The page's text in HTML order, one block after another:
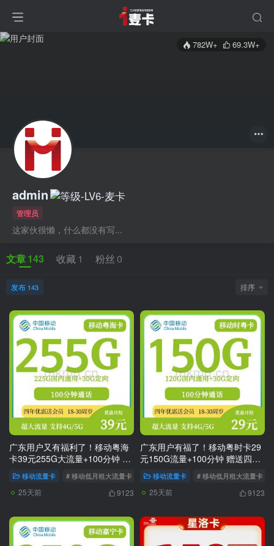
782W+ 69.3W+
admin
管理员
这家伙很懒，什么都没有写...
文章143 收藏 1 粉丝 0
发布 143 排序
广东用户又有福利了！移动粤海
卡39元255G大流量+100分钟 赠
送四年视频会员
移动流量卡 # 移动低月租大流量卡 # 移动流量卡代理 # 移动流量卡推荐
25天前 9123
广东用户有福了！移动粤时卡29
元150G流量+100分钟 赠送四年
视频会员
移动流量卡 # 移动低月租大流量卡
25天前 9123